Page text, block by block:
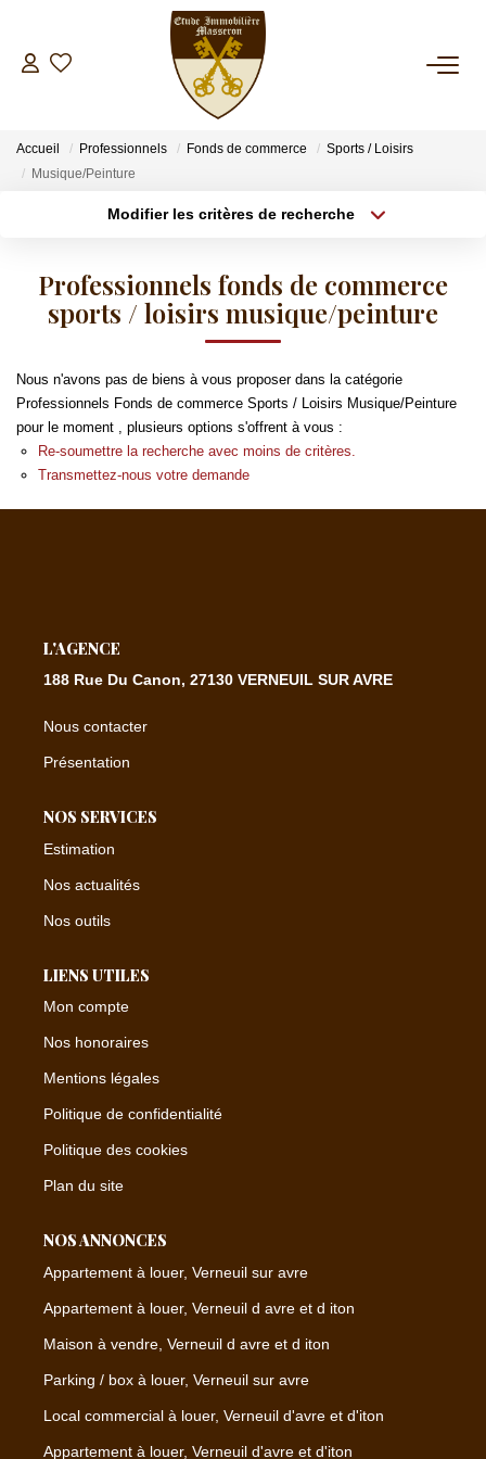
NOS BIENS
ESTIMATION
GESTION
SYNDIC
INVESTISSEMENT LOCATIF
Accueil Professionnels Fonds de commerce
Sports / Loisirs
Musique/Peinture
Modifier les critères de recherche
Sélectionnez...
Type de bien
Surface min
Créer une alerte
Professionnels fonds de commerce
sports / loisirs musique/peinture
Nous n'avons pas de biens à vous proposer dans la catégorie
Professionnels Fonds de commerce Sports / Loisirs Musique/Peinture
pour le moment , plusieurs options s'offrent à vous :
Re-soumettre la recherche avec moins de critères.
Transmettez-nous votre demande
L'AGENCE
188 Rue Du Canon, 27130 VERNEUIL SUR AVRE
Nous contacter
Présentation
NOS SERVICES
Estimation
Nos actualités
Nos outils
LIENS UTILES
Mon compte
Nos honoraires
Mentions légales
Politique de confidentialité
Politique des cookies
Plan du site
NOS ANNONCES
Appartement à louer, Verneuil sur avre
Appartement à louer, Verneuil d avre et d iton
Maison à vendre, Verneuil d avre et d iton
Parking / box à louer, Verneuil sur avre
Local commercial à louer, Verneuil d'avre et d'iton
Appartement à louer, Verneuil d'avre et d'iton